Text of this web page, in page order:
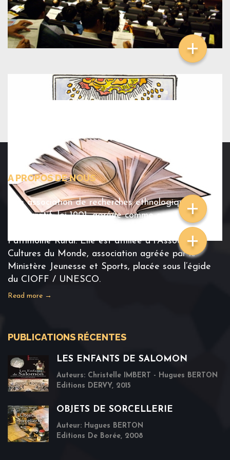
+
+
+
A PROPOS DE NOUS
Une association de recherches ethnologiques, sans
but lucratif, loi 1901, agréée comme association de
jeunesse et d'éducation populaire, et labellisée
Patrimoine Rural. Elle est affiliée à l'Association
Cultures du Monde, association agréée par le
Ministère Jeunesse et Sports, placée sous l’égide
du CIOFF / UNESCO.
Read more →
PUBLICATIONS RÉCENTES
LES ENFANTS DE SALOMON
Auteurs: Christelle IMBERT - Hugues BERTON
Editions DERVY, 2015
OBJETS DE SORCELLERIE
Auteur: Hugues BERTON
Editions De Borée, 2008